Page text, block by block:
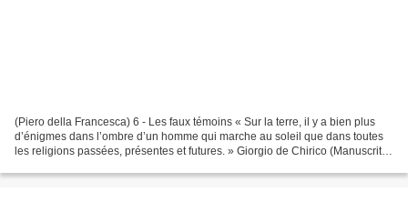
(Piero della Francesca) 6 - Les faux témoins « Sur la terre, il y a bien plus
d’énigmes dans l’ombre d’un homme qui marche au soleil que dans toutes
les religions passées, présentes et futures. » Giorgio de Chirico (Manuscrit